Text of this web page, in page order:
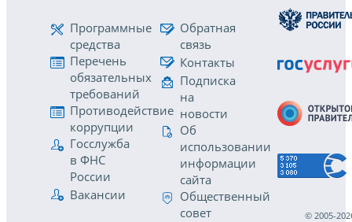
Программные
средства
Перечень
обязательных
требований
Противодействие
коррупции
Госслужба
в ФНС
России
Вакансии
Обратная
связь
Контакты
Подписка
на
новости
Об
использовании
информации
сайта
Общественный
совет
© 2005-